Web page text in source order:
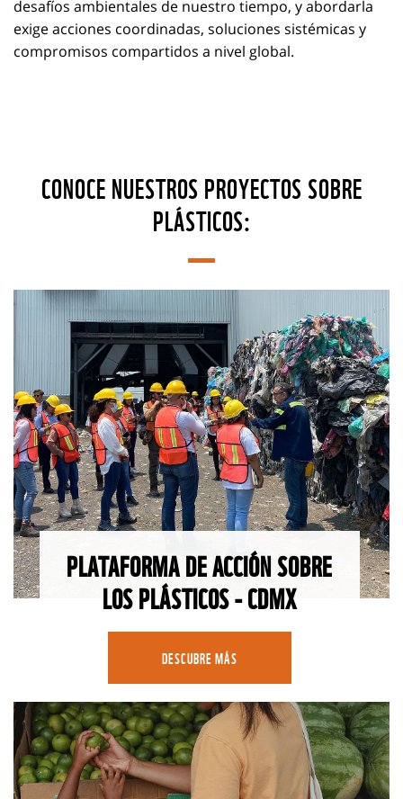
desafíos ambientales de nuestro tiempo, y abordarla
exige acciones coordinadas, soluciones sistémicas y
compromisos compartidos a nivel global.
CONOCE NUESTROS PROYECTOS SOBRE
PLÁSTICOS:
PLATAFORMA DE ACCIÓN SOBRE
LOS PLÁSTICOS - CDMX
DESCUBRE MÁS